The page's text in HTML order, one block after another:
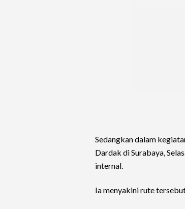
Sedangkan dalam
Dardak di Surabaya,
internal.
Ia menyakini rute